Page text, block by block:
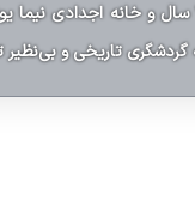
پولاد با قدمت ۷۰۰ سال و خانه
گردشگری تاریخی و